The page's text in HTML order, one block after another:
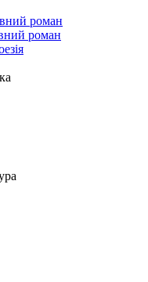
роман
роман